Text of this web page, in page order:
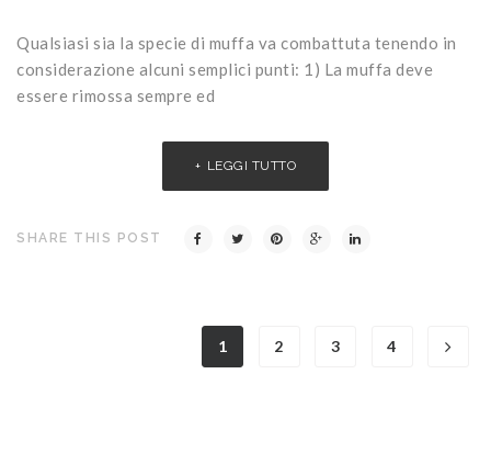
Qualsiasi sia la specie di muffa va combattuta tenendo in
considerazione alcuni semplici punti: 1) La muffa deve
essere rimossa sempre ed
LEGGI TUTTO
SHARE THIS POST
1 2 3 4